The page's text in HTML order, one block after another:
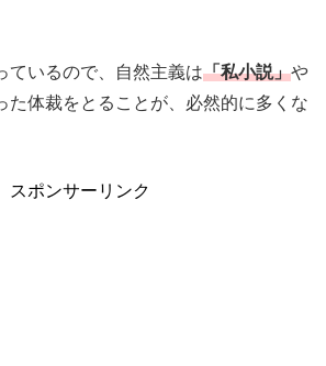
ているので、自然主義は「私小説」や
た体裁をとることが、必然的に多くな
スポンサーリンク